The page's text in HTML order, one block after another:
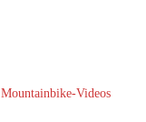
Mountainbike-Videos